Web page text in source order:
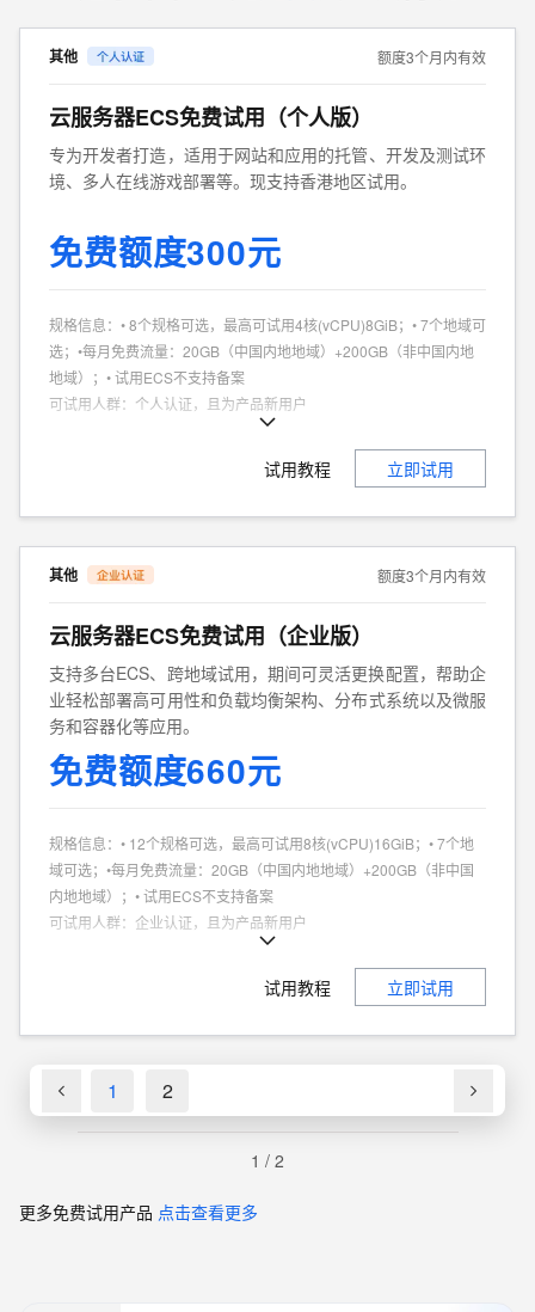
其他 额度3个月内有效
云服务器ECS免费试用（个人版）
专为开发者打造，适用于网站和应用的托管、开发及测试环
境、多人在线游戏部署等。现支持香港地区试用。
免费额度300元
规格信息： • 8个规格可选，最高可试用4核(vCPU)8GiB；• 7个地域可
选；•每月免费流量：20GB（中国内地地域）+200GB（非中国内地
地域）；• 试用ECS不支持备案
可试用人群： 个人认证，且为产品新用户
个人、企业试用不同享。
试用教程 立即试用
其他 额度3个月内有效
云服务器ECS免费试用（企业版）
支持多台ECS、跨地域试用，期间可灵活更换配置，帮助企
业轻松部署高可用性和负载均衡架构、分布式系统以及微服
务和容器化等应用。
免费额度660元
规格信息： • 12个规格可选，最高可试用8核(vCPU)16GiB；• 7个地
域可选；•每月免费流量：20GB（中国内地地域）+200GB（非中国
内地地域）；• 试用ECS不支持备案
可试用人群： 企业认证，且为产品新用户
个人、企业试用不同享
试用教程 立即试用
1 2
1 / 2
更多免费试用产品 点击查看更多